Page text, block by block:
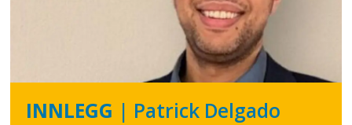
INNLEGG | Patrick Delgado